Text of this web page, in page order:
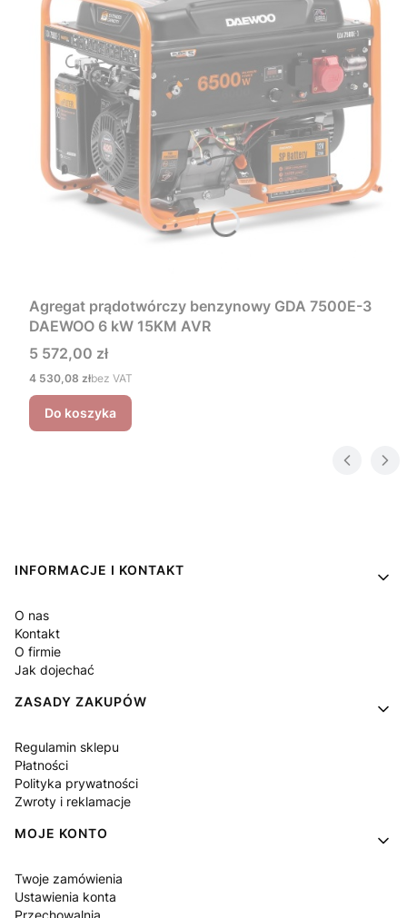
Agregat prądotwórczy benzynowy GDA 7500E-3
DAEWOO 6 kW 15KM AVR
Cena
5 572,00 zł
Cena
4 530,08 złbez VAT
Do koszyka
Linki w stopce
INFORMACJE I KONTAKT
O nas
Kontakt
O firmie
Jak dojechać
ZASADY ZAKUPÓW
Regulamin sklepu
Płatności
Polityka prywatności
Zwroty i reklamacje
MOJE KONTO
Twoje zamówienia
Ustawienia konta